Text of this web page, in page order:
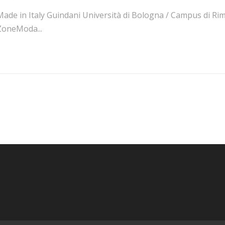
in Italy Guindani Università di Bologna / Campus di